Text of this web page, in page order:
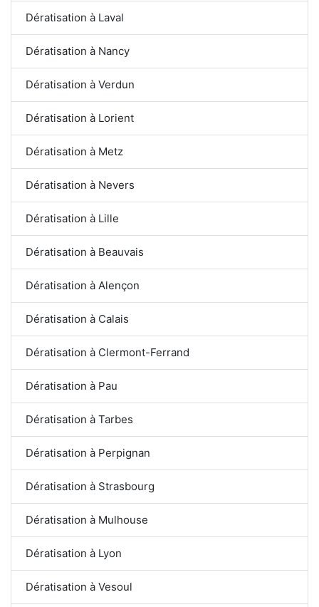
Dératisation à Laval
Dératisation à Nancy
Dératisation à Verdun
Dératisation à Lorient
Dératisation à Metz
Dératisation à Nevers
Dératisation à Lille
Dératisation à Beauvais
Dératisation à Alençon
Dératisation à Calais
Dératisation à Clermont-Ferrand
Dératisation à Pau
Dératisation à Tarbes
Dératisation à Perpignan
Dératisation à Strasbourg
Dératisation à Mulhouse
Dératisation à Lyon
Dératisation à Vesoul